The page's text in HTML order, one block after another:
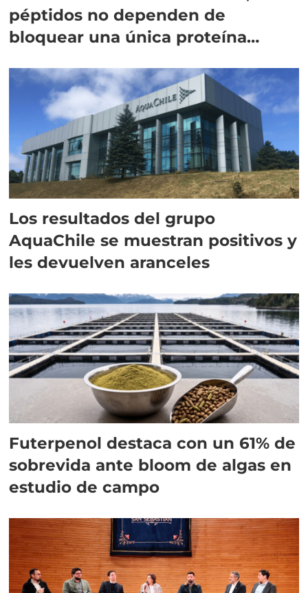
péptidos no dependen de
bloquear una única proteína
Los resultados del grupo
AquaChile se muestran positivos y
les devuelven aranceles
Futerpenol destaca con un 61% de
sobrevida ante bloom de algas en
estudio de campo